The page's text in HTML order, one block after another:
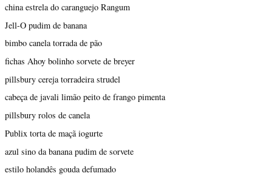
china estrela do caranguejo Rangum
Jell-O pudim de banana
bimbo canela torrada de pão
fichas Ahoy bolinho sorvete de breyer
pillsbury cereja torradeira strudel
cabeça de javali limão peito de frango pimenta
pillsbury rolos de canela
Publix torta de maçã iogurte
azul sino da banana pudim de sorvete
estilo holandês gouda defumado